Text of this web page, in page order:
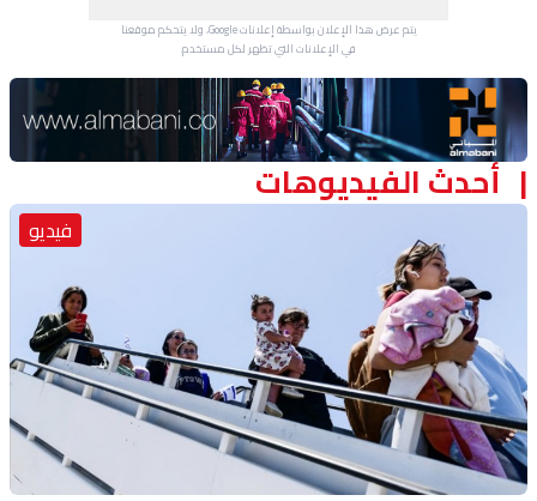
يتم عرض هذا الإعلان بواسطة إعلانات Google، ولا يتحكم موقعنا
في الإعلانات التي تظهر لكل مستخدم.
Advertisement Section
أحدث الفيديوهات
فيديو